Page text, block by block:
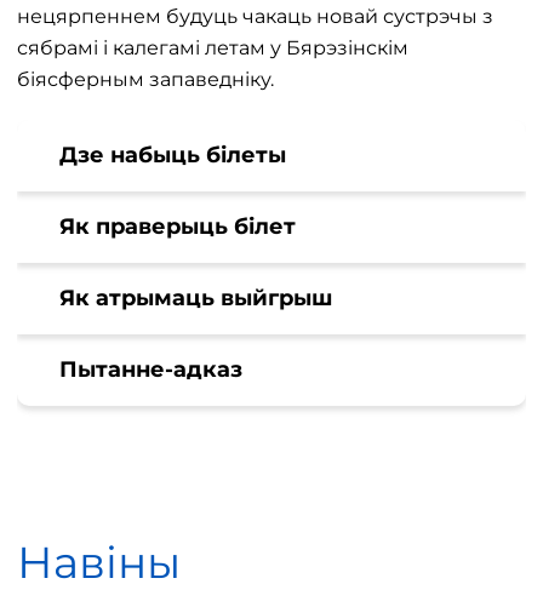
нецярпеннем будуць чакаць новай сустрэчы з
сябрамі і калегамі летам у Бярэзінскім
біясферным запаведніку.
Дзе набыць білеты
Як праверыць білет
Як атрымаць выйгрыш
Пытанне-адказ
Навіны